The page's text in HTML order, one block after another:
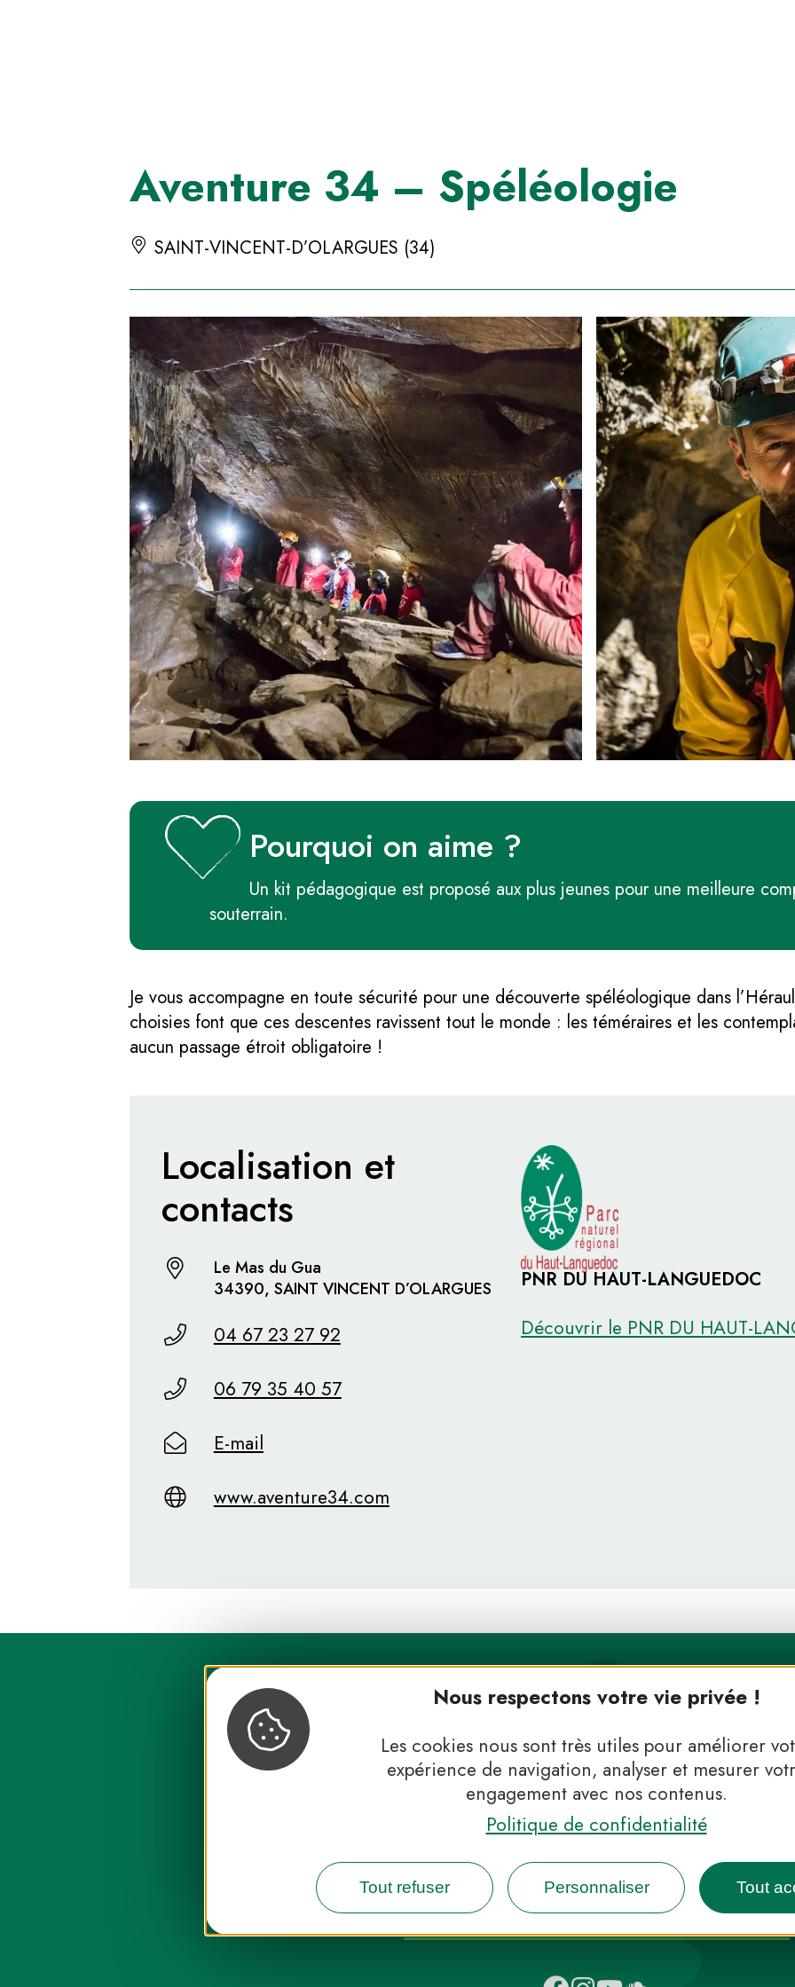
Nous respectons votre vie privée !
Les cookies nous sont très utiles pour améliorer
expérience de navigation, analyser et mesurer
engagement avec nos contenus.
Politique de confidentialité
Tout refuser Personnaliser Tout
Aventure 34 – Spéléologie
SAINT-VINCENT-D’OLARGUES (34)
Pourquoi on aime ?
Un kit pédagogique est proposé aux plus jeunes pour une meilleure
souterrain.
Je vous accompagne en toute sécurité pour une découverte spéléologique dans
choisies font que ces descentes ravissent tout le monde : les téméraires et les
aucun passage étroit obligatoire !
Localisation et
contacts
Le Mas du Gua
34390, SAINT VINCENT D’OLARGUES
04 67 23 27 92
06 79 35 40 57
E-mail
www.aventure34.com
PNR DU HAUT-LANGUEDOC
Découvrir le PNR DU HAUT-
Destination Parcs, de l’inspiration en
INFOS PRESSE FAQNOUS CONTACTER NEWSLETTER